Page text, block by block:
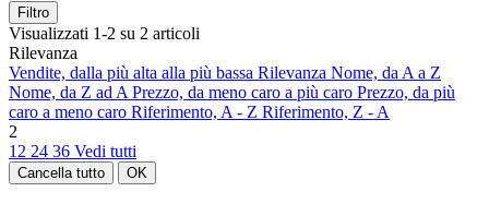
Filtro
Visualizzati 1-2 su 2 articoli
Rilevanza
Vendite, dalla più alta alla più bassa Rilevanza Nome, da A a Z
Nome, da Z ad APrezzo, da meno caro a più caro Prezzo, da più
caro a meno caro Riferimento, A - Z Riferimento, Z - A
2
12 24 36 Vedi tutti
Cancella tutto OK